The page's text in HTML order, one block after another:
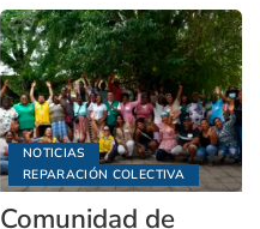
NOTICIAS
REPARACIÓN COLECTIVA
Comunidad de